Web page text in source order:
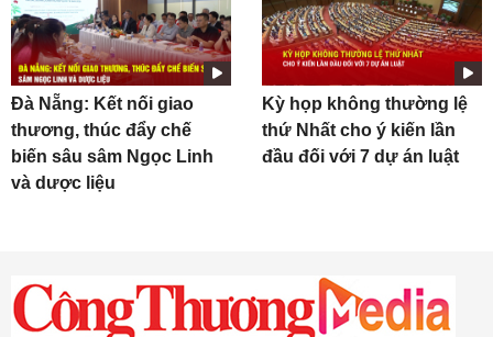
Đà Nẵng: Kết nối giao
thương, thúc đẩy chế
biến sâu sâm Ngọc Linh
và dược liệu
Kỳ họp không thường lệ
thứ Nhất cho ý kiến lần
đầu đối với 7 dự án luật